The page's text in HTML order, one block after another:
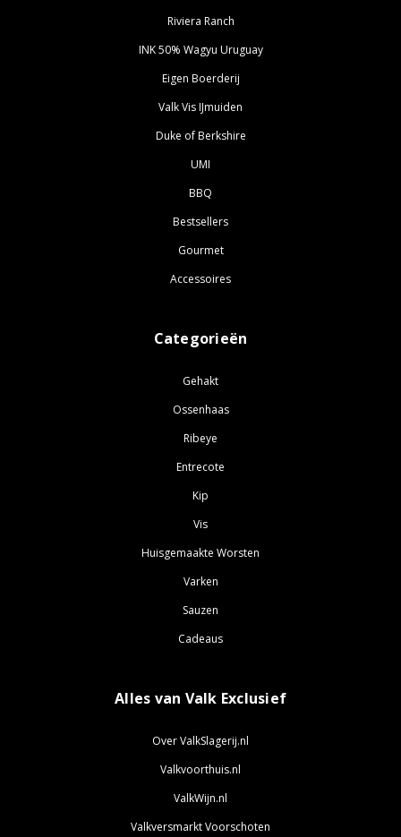
Riviera Ranch
INK 50% Wagyu Uruguay
Eigen Boerderij
Valk Vis IJmuiden
Duke of Berkshire
UMI
BBQ
Bestsellers
Gourmet
Accessoires
Categorieën
Gehakt
Ossenhaas
Ribeye
Entrecote
Kip
Vis
Huisgemaakte Worsten
Varken
Sauzen
Cadeaus
Alles van Valk Exclusief
Over ValkSlagerij.nl
Valkvoorthuis.nl
ValkWijn.nl
Valkversmarkt Voorschoten